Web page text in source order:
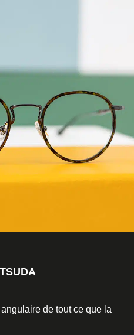
de tout ce que la